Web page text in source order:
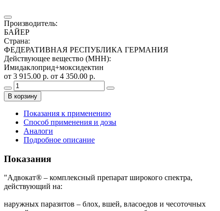
Производитель:
БАЙЕР
Страна:
ФЕДЕРАТИВНАЯ РЕСПУБЛИКА ГЕРМАНИЯ
Действующее вещество (МНН):
Имидаклоприд+моксидектин
от 3 915.00 р. от 4 350.00 р.
В корзину
Показания к применению
Способ применения и дозы
Аналоги
Подробное описание
Показания
"Адвокат® – комплексный препарат широкого спектра,
действующий на:
наружных паразитов – блох, вшей, власоедов и чесоточных